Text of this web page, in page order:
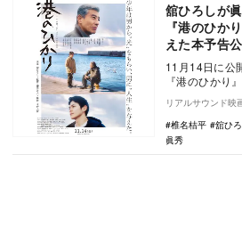
舘ひろしが
『港のひか
えた本予告
11月14日に公
『港のひか
本作は、映画
ミー賞…
リアルサウンド映
椎名桔平
舘ひ
眞秀